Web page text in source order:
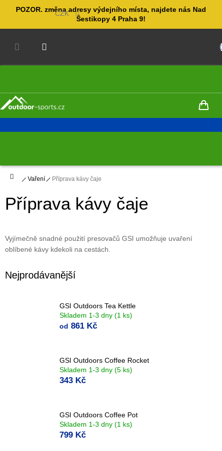
POZOR. změna adresy výdejního místa, najdete nás Nad
Šestikopy 4 Praha 9!
CZK
NÁKUPNÍ
KOŠÍK
Domů
Vaření Příprava kávy čaje
Příprava kávy čaje
Vyjímečně snadné použití presovačů GSI umožňuje uvaření
oblíbené kávy kdekoli na cestách.
Nejprodávanější
GSI Outdoors Tea Kettle
Skladem 1-3 dny (1 ks)
od 861 Kč
GSI Outdoors Coffee Rocket
Skladem 1-3 dny (5 ks)
343 Kč
GSI Outdoors Coffee Pot
Skladem 1-3 dny (1 ks)
799 Kč